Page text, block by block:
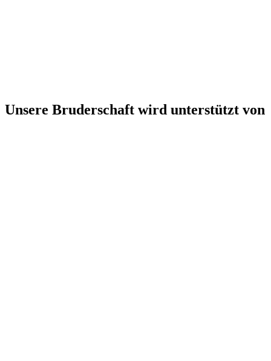
Unsere Bruderschaft wird unterstützt von